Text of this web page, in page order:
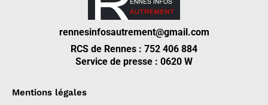
rennesinfosautrement@gmail.com
RCS de Rennes : 752 406 884
Service de presse : 0620 W
Mentions légales